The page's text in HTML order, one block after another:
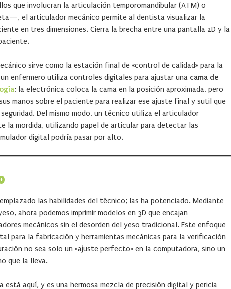
que involucran la articulación temporomandibular (ATM) o
el articulador mecánico permite al dentista visualizar la
en tres dimensiones. Cierra la brecha entre una pantalla 2D y la
sirve como la estación final de «control de calidad» para la
un enfermero utiliza controles digitales para ajustar una cama de
; la electrónica coloca la cama en la posición aproximada, pero
manos sobre el paciente para realizar ese ajuste final y sutil que
Del mismo modo, un técnico utiliza el articulador
la mordida, utilizando papel de articular para detectar las
digital podría pasar por alto.
las habilidades del técnico; las ha potenciado. Mediante
ahora podemos imprimir modelos en 3D que encajan
mecánicos sin el desorden del yeso tradicional. Este enfoque
para la fabricación y herramientas mecánicas para la verificación
no sea solo un «ajuste perfecto» en la computadora, sino un
que la lleva.
aquí, y es una hermosa mezcla de precisión digital y pericia